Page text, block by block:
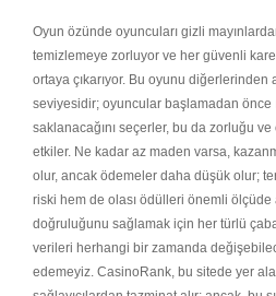
Oyun özünde oyuncuları gizli
temizlemeye zorluyor ve her güvenli
ortaya çıkarıyor. Bu oyunu
seviyesidir; oyuncular başlamadan önce
saklanacağını seçerler, bu da zorluğu
etkiler. Ne kadar az maden varsa,
olur, ancak ödemeler daha düşük olur;
riski hem de olası ödülleri önemli ölçüde
doğruluğunu sağlamak için her türlü
verileri herhangi bir zamanda
edemeyiz. CasinoRank, bu sitede yer